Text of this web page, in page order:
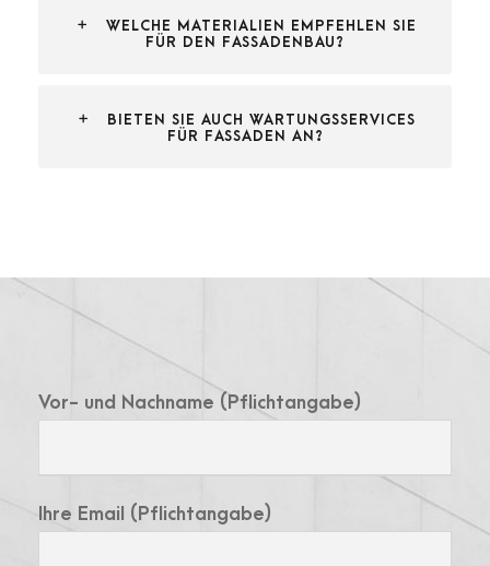
WELCHE MATERIALIEN EMPFEHLEN SIE
FÜR DEN FASSADENBAU?
BIETEN SIE AUCH WARTUNGSSERVICES
FÜR FASSADEN AN?
Vor- und Nachname (Pflichtangabe)
Ihre Email (Pflichtangabe)